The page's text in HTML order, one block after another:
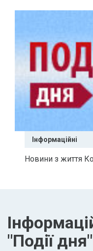
Інформаційні
Новини з життя
"Події